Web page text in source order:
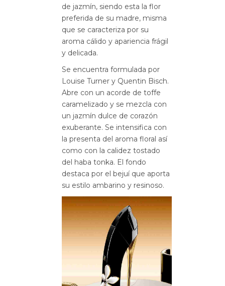
de jazmín, siendo esta la flor
preferida de su madre, misma
que se caracteriza por su
aroma cálido y apariencia frágil
y delicada.
Se encuentra formulada por
Louise Turner y Quentin Bisch.
Abre con un acorde de toffe
caramelizado y se mezcla con
un jazmín dulce de corazón
exuberante. Se intensifica con
la presenta del aroma floral así
como con la calidez tostado
del haba tonka. El fondo
destaca por el bejuí que aporta
su estilo ambarino y resinoso.